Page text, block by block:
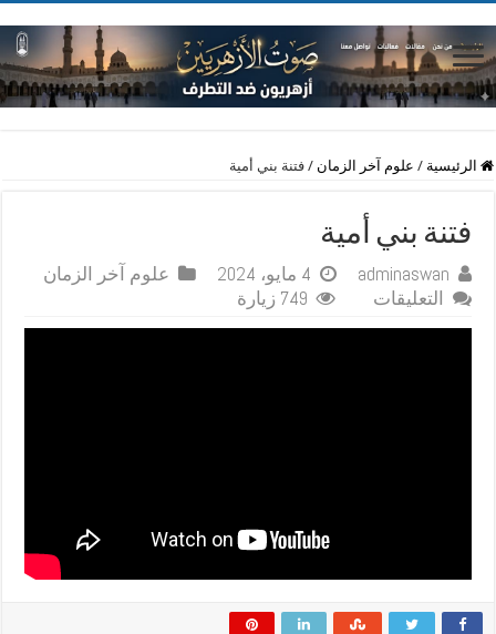
الرئيسية / علوم آخر الزمان / فتنة بني أمية
فتنة بني أمية
adminaswan 4 مايو، 2024
علوم آخر الزمان
التعليقات
749 زيارة